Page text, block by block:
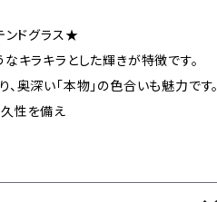
ンドグラス★
キラキラとした輝きが特徴です。
奥深い「本物」の色合いも魅力です。
性を備え